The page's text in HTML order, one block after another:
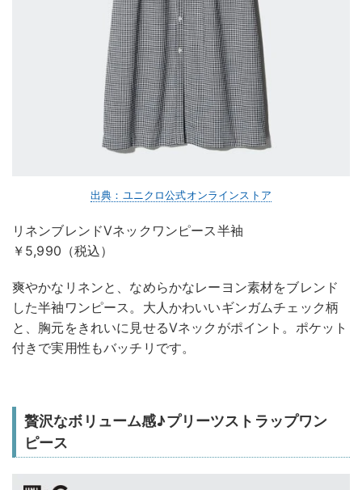
出典：ユニクロ公式オンラインストア
リネンブレンドVネックワンピース半袖
￥5,990（税込）
爽やかなリネンと、なめらかなレーヨン素材をブレンド
した半袖ワンピース。大人かわいいギンガムチェック柄
と、胸元をきれいに見せるVネックがポイント。ポケット
付きで実用性もバッチリです。
贅沢なボリューム感♪プリーツストラップワン
ピース